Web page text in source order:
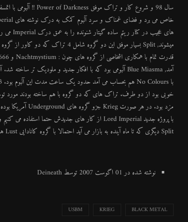
خوبی بود از دو طرف. تراک های که دو گروه با هم ساخته بودند مورد توجه
Split دیگری که تا ماه آینده به بازار می آید احتمالا با گروه کانادایی Lust هست. وNihilism is Liberation یا NIL نام پروژه جدید Lord Imperial هست.
نوشته شده در 01 اگوست 2007 توسط Deineath
BLACK METAL
KRIEG
USBM